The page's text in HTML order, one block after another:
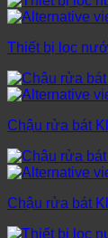
Thiết bị lọc
Chậu rửa bát
Chậu rửa bát